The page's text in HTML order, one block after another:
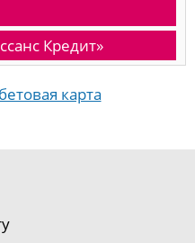
Кредит»